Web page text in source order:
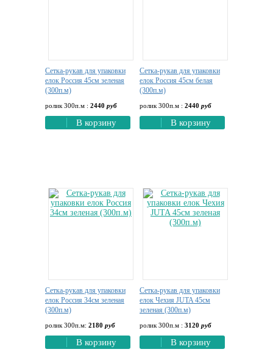
Сетка-рукав для упаковки
елок Россия 45см зеленая
(300п.м)
ролик 300п.м : 2440 руб
В корзину
Сeткa-рукав для упаковки
елок Россия 45см белая
(300п.м)
ролик 300п.м : 2440 руб
В корзину
Сетка-рукав для упаковки
елок Россия 34см зеленая
(300п.м)
ролик 300п.м: 2180 руб
В корзину
Сетка-рукав для упаковки
елок Чехия JUTA 45см
зеленая (300п.м)
ролик 300п.м : 3120 руб
В корзину